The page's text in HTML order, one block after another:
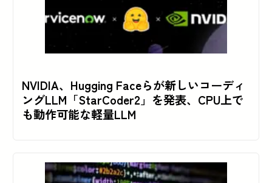
NVIDIA、Hugging Faceらが新しいコーディ
ングLLM「StarCoder2」を発表、CPU上で
も動作可能な軽量LLM